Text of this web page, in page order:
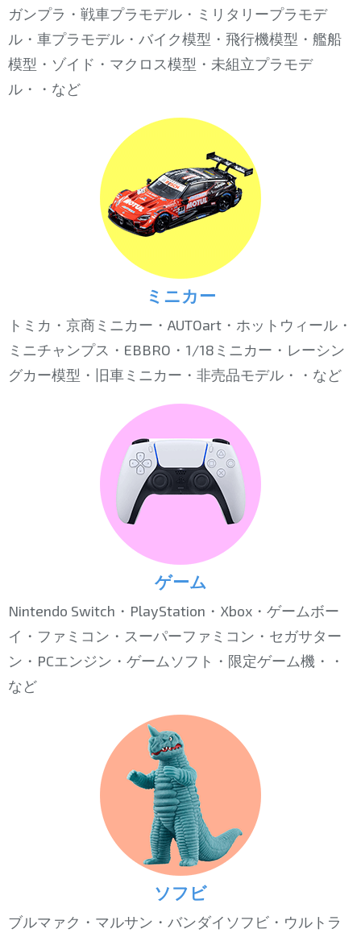
ガンプラ・戦車プラモデル・ミリタリープラモデ
ル・車プラモデル・バイク模型・飛行機模型・艦船
模型・ゾイド・マクロス模型・未組立プラモデ
ル・・など
ミニカー
トミカ・京商ミニカー・AUTOart・ホットウィール・
ミニチャンプス・EBBRO・1/18ミニカー・レーシン
グカー模型・旧車ミニカー・非売品モデル・・など
ゲーム
Nintendo Switch・PlayStation・Xbox・ゲームボー
イ・ファミコン・スーパーファミコン・セガサター
ン・PCエンジン・ゲームソフト・限定ゲーム機・・
など
ソフビ
ブルマァク・マルサン・バンダイソフビ・ウルトラ